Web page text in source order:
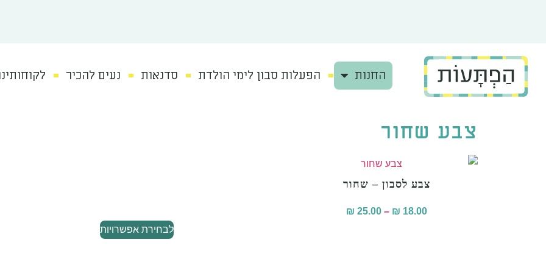
החנות הפעלות סבון לימי הולדת סדנאות נעים להכיר
צבע שחור
צבע לסבון – שחור
₪ 18.00
–
₪ 25.00
לבחירת אפשרויות